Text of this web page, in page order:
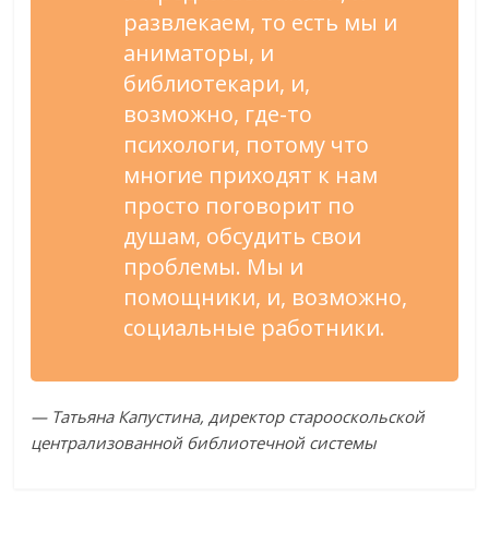
развлекаем, то есть мы и
аниматоры, и
библиотекари, и,
возможно, где-то
психологи, потому что
многие приходят к нам
просто поговорит по
душам, обсудить свои
проблемы. Мы и
помощники, и, возможно,
социальные работники.
— Татьяна Капустина, директор старооскольской
централизованной библиотечной системы